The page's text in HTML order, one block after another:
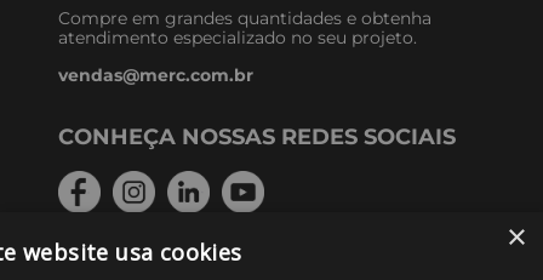
Compre em grandes quantidades e obtenha
atendimento especializado no seu projeto.
vendas@merc.com.br
CONHEÇA NOSSAS REDES SOCIAIS
×
website usa cookies